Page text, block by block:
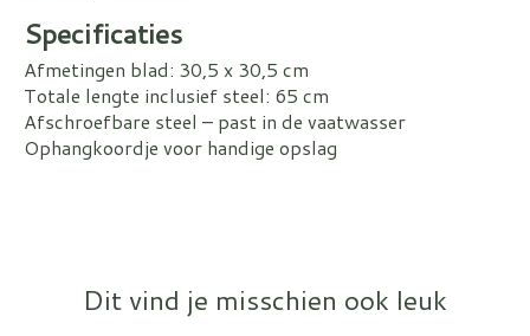
Specificaties
Afmetingen blad: 30,5 x 30,5 cm
Totale lengte inclusief steel: 65 cm
Afschroefbare steel – past in de vaatwasser
Ophangkoordje voor handige opslag
Dit vind je misschien ook leuk